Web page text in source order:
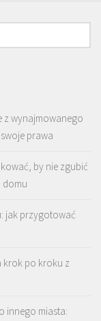
wynajmowanego
prawa
by nie zgubić
domu
jak przygotować
krok po kroku z
innego miasta: